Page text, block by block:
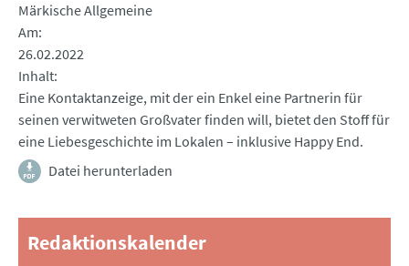
Märkische Allgemeine
Am
26.02.2022
Inhalt
Eine Kontaktanzeige, mit der ein Enkel eine Partnerin für
seinen verwitweten Großvater finden will, bietet den Stoff für
eine Liebesgeschichte im Lokalen – inklusive Happy End.
Datei herunterladen
Redaktionskalender